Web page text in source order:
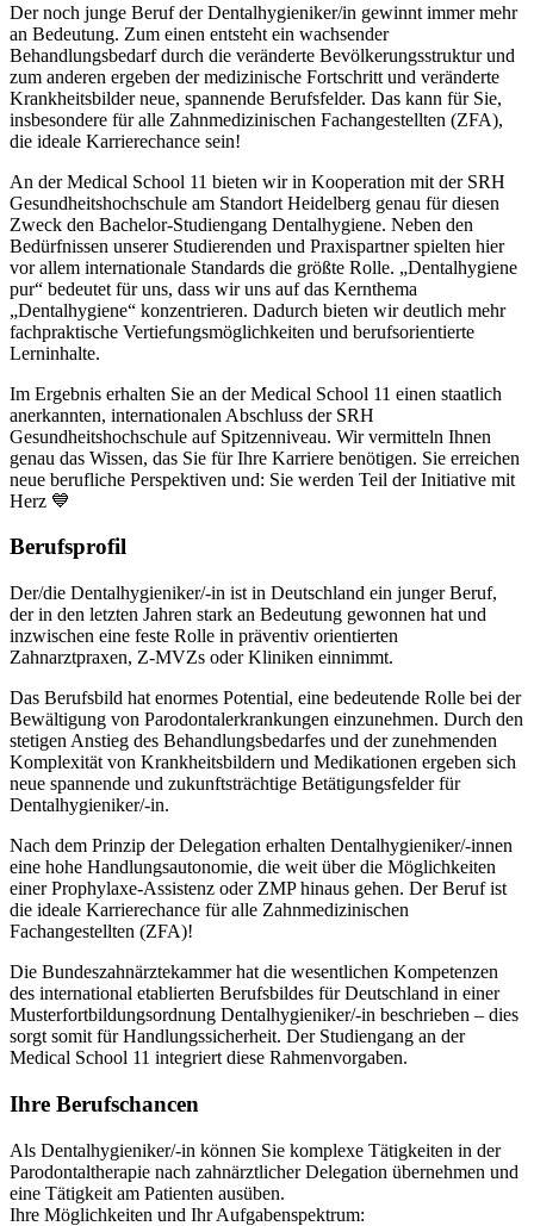
Der noch junge Beruf der Dentalhygieniker/in gewinnt immer mehr
an Bedeutung. Zum einen entsteht ein wachsender
Behandlungsbedarf durch die veränderte Bevölkerungsstruktur und
zum anderen ergeben der medizinische Fortschritt und veränderte
Krankheitsbilder neue, spannende Berufsfelder. Das kann für Sie,
insbesondere für alle Zahnmedizinischen Fachangestellten (ZFA),
die ideale Karrierechance sein!
An der Medical School 11 bieten wir in Kooperation mit der SRH
Gesundheitshochschule am Standort Heidelberg genau für diesen
Zweck den Bachelor-Studiengang Dentalhygiene. Neben den
Bedürfnissen unserer Studierenden und Praxispartner spielten hier
vor allem internationale Standards die größte Rolle. „Dentalhygiene
pur“ bedeutet für uns, dass wir uns auf das Kernthema
„Dentalhygiene“ konzentrieren. Dadurch bieten wir deutlich mehr
fachpraktische Vertiefungsmöglichkeiten und berufsorientierte
Lerninhalte.
Im Ergebnis erhalten Sie an der Medical School 11 einen staatlich
anerkannten, internationalen Abschluss der SRH
Gesundheitshochschule auf Spitzenniveau. Wir vermitteln Ihnen
genau das Wissen, das Sie für Ihre Karriere benötigen. Sie erreichen
neue berufliche Perspektiven und: Sie werden Teil der Initiative mit
Herz 💙
Berufsprofil
Der/die Dentalhygieniker/-in ist in Deutschland ein junger Beruf,
der in den letzten Jahren stark an Bedeutung gewonnen hat und
inzwischen eine feste Rolle in präventiv orientierten
Zahnarztpraxen, Z-MVZs oder Kliniken einnimmt.
Das Berufsbild hat enormes Potential, eine bedeutende Rolle bei der
Bewältigung von Parodontalerkrankungen einzunehmen. Durch den
stetigen Anstieg des Behandlungsbedarfes und der zunehmenden
Komplexität von Krankheitsbildern und Medikationen ergeben sich
neue spannende und zukunftsträchtige Betätigungsfelder für
Dentalhygieniker/-in.
Nach dem Prinzip der Delegation erhalten Dentalhygieniker/-innen
eine hohe Handlungsautonomie, die weit über die Möglichkeiten
einer Prophylaxe-Assistenz oder ZMP hinaus gehen. Der Beruf ist
die ideale Karrierechance für alle Zahnmedizinischen
Fachangestellten (ZFA)!
Die Bundeszahnärztekammer hat die wesentlichen Kompetenzen
des international etablierten Berufsbildes für Deutschland in einer
Musterfortbildungsordnung Dentalhygieniker/-in beschrieben – dies
sorgt somit für Handlungssicherheit. Der Studiengang an der
Medical School 11 integriert diese Rahmenvorgaben.
Ihre Berufschancen
Als Dentalhygieniker/-in können Sie komplexe Tätigkeiten in der
Parodontaltherapie nach zahnärztlicher Delegation übernehmen und
eine Tätigkeit am Patienten ausüben.
Ihre Möglichkeiten und Ihr Aufgabenspektrum: